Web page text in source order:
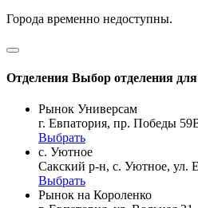
Города временно недоступны.
Отделения Выбор отделения для
Рынок Универсам
г. Евпатория, пр. Победы
Выбрать
с. Уютное
Сакский р-н, с. Уютное, ул.
Выбрать
Рынок на Короленко